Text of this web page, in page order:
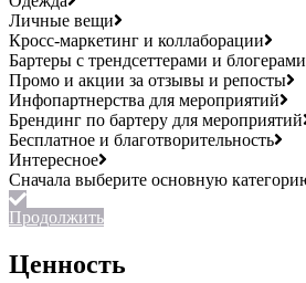
Личные вещи
Кросс-маркетинг и коллаборации
Бартеры с трендсеттерами и блогерами
Промо и акции за отзывы и репосты
Инфопартнерства для мероприятий
Брендинг по бартеру для мероприятий
Бесплатное и благотворительность
Интересное
Продолжить
Ценность